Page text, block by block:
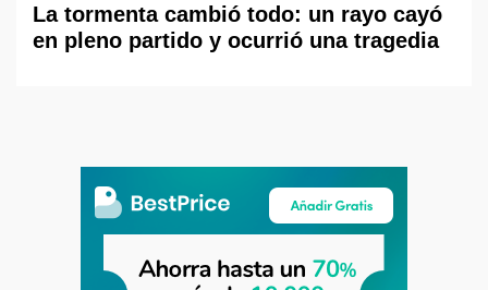
La tormenta cambió todo: un rayo cayó
en pleno partido y ocurrió una tragedia